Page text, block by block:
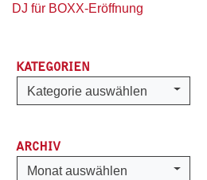
DJ für BOXX-Eröffnung
KATEGORIEN
Kategorien
Kategorie auswählen
ARCHIV
Archiv
Monat auswählen